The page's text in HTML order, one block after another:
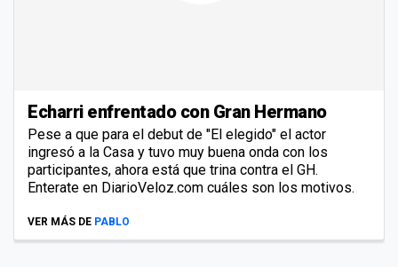
Echarri enfrentado con Gran Hermano
Pese a que para el debut de "El elegido" el actor
ingresó a la Casa y tuvo muy buena onda con los
participantes, ahora está que trina contra el GH.
Enterate en DiarioVeloz.com cuáles son los motivos.
VER MÁS DE PABLO